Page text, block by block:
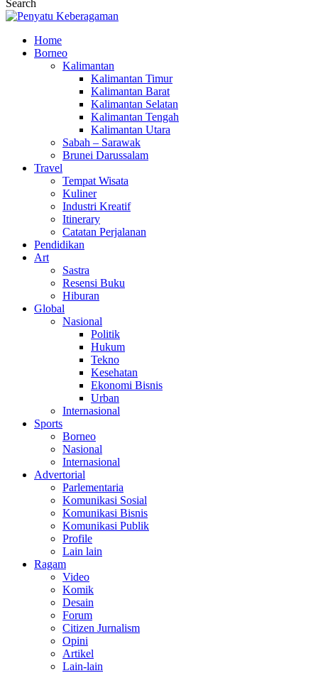
Search
Home
Borneo
Kalimantan
Kalimantan Timur
Kalimantan Barat
Kalimantan Selatan
Kalimantan Tengah
Kalimantan Utara
Sabah – Sarawak
Brunei Darussalam
Travel
Tempat Wisata
Kuliner
Industri Kreatif
Itinerary
Catatan Perjalanan
Pendidikan
Art
Sastra
Resensi Buku
Hiburan
Global
Nasional
Politik
Hukum
Tekno
Kesehatan
Ekonomi Bisnis
Urban
Internasional
Sports
Borneo
Nasional
Internasional
Advertorial
Parlementaria
Komunikasi Sosial
Komunikasi Bisnis
Komunikasi Publik
Profile
Lain lain
Ragam
Video
Komik
Desain
Forum
Citizen Jurnalism
Opini
Artikel
Lain-lain